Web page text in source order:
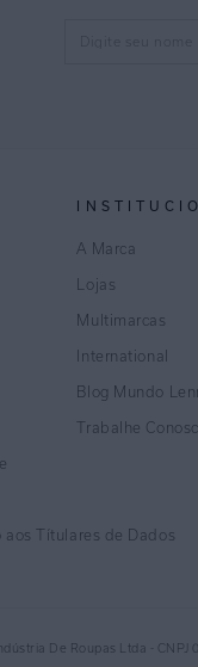
Títulares de Dados
A Marca
Lojas
Multimarcas
International
Blog Mundo
Trabalhe
De Roupas Ltda - CNPJ